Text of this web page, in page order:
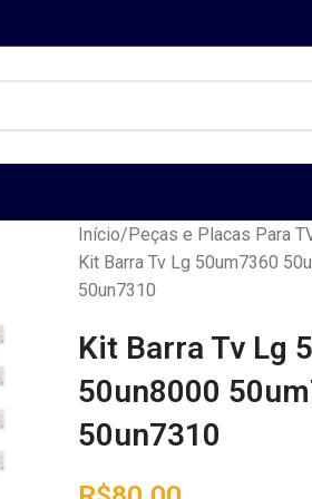
Início Peças e Placas Para
Kit Barra Tv Lg 50um7360
50un7310
Kit Barra Tv Lg
50un8000
50un7310